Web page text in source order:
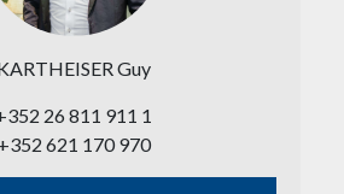
Guy
26 811 911 1
+352 621 170 970